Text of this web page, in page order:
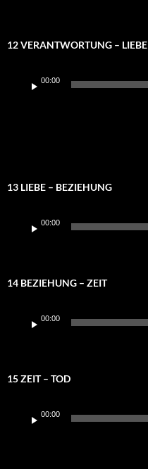
12 VERANTWORTUNG – LIEBE
Player
00:00
13 LIEBE – BEZIEHUNG
Player
00:00
14 BEZIEHUNG – ZEIT
Player
00:00
15 ZEIT – TOD
Player
00:00